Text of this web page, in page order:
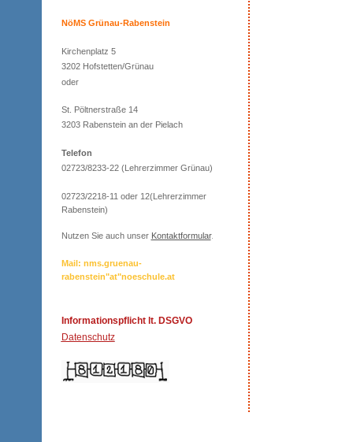
NöMS Grünau-Rabenstein
Kirchenplatz 5
3202 Hofstetten/Grünau
oder
St. Pöltnerstraße 14
3203 Rabenstein an der Pielach
Telefon
02723/8233-22 (Lehrerzimmer Grünau)
02723/2218-11 oder 12(Lehrerzimmer
Rabenstein)
Nutzen Sie auch unser Kontaktformular.
Mail: nms.gruenau-
rabenstein"at"noeschule.at
Informationspflicht lt. DSGVO
Datenschutz